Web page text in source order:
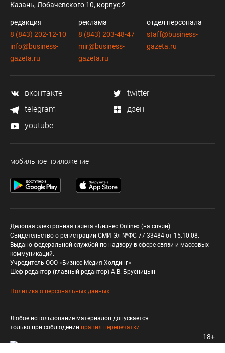
Казань, Лобачевского 10, корпус 2
редакция
8 (843) 202-12-10
info@business-
gazeta.ru
реклама
8 (843) 203-48-47
mir@business-
gazeta.ru
отдел персонала
staff@business-
gazeta.ru
вконтакте
twitter
telegram
дзен
youtube
мобильное приложение
Деловая электронная газета «Бизнес Online» (на связи).
Свидетельство о регистрации СМИ Эл №ФС 77-33484 от 15.10.08.
Выдано федеральной службой по надзору в сфере связи и массовых
коммуникаций.
Учредитель ООО «Бизнес Медия Холдинг»
Шеф-редактор (главный редактор) А.В. Брусницын
Политика о персональных данных
Любое использование материалов допускается
только при соблюдении правил перепечатки
18+